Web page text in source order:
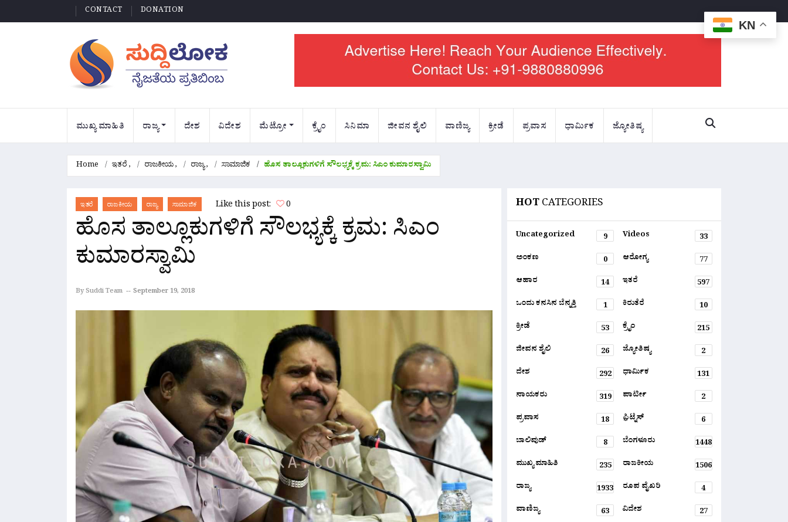
CONTACT DONATION
ಮುಖ್ಯ ಮಾಹಿತಿ ರಾಜ್ಯ ದೇಶ ವಿದೇಶ ಮೆಟ್ರೋ ಕ್ರೈಂ ಸಿನಿಮಾ ಜೀವನ ಶೈಲಿ ವಾಣಿಜ್ಯ ಕ್ರೀಡೆ ಪ್ರವಾಸ ಧಾರ್ಮಿಕ ಜ್ಯೋತಿಷ್ಯ
Home ಇತರೆ, ರಾಜಕೀಯ, ರಾಜ್ಯ, ಸಾಮಾಜಿಕ ಹೊಸ ತಾಲ್ಲೂಕುಗಳಿಗೆ ಸೌಲಭ್ಯಕ್ಕೆ ಕ್ರಮ: ಸಿಎಂ ಕುಮಾರಸ್ವಾಮಿ
ಇತರೆ ರಾಜಕೀಯ ರಾಜ್ಯ ಸಾಮಾಜಿಕ Like this post: 0
ಹೊಸ ತಾಲ್ಲೂಕುಗಳಿಗೆ ಸೌಲಭ್ಯಕ್ಕೆ ಕ್ರಮ: ಸಿಎಂ
ಕುಮಾರಸ್ವಾಮಿ
By Suddi Team September 19, 2018
HOTCATEGORIES
Uncategorized 9 Videos
33
ಅಂಕಣ
0 ಆರೋಗ್ಯ
77
ಆಹಾರ
14 ಇತರೆ
597
ಒಂದು ಕನಸಿನ ಬೆನ್ನತ್ತಿ
1 ಕಿರುತೆರೆ
10
ಕ್ರೀಡೆ
53 ಕ್ರೈಂ
215
ಜೀವನ ಶೈಲಿ
26 ಜ್ಯೋತಿಷ್ಯ
2
ದೇಶ
292 ಧಾರ್ಮಿಕ
131
ನಾಯಕರು
319 ಪಾರ್ಟೀ
2
ಪ್ರವಾಸ
18 ಫ಼ಿಟ್ನೆಸ್
6
ಬಾಲಿವುಡ್
8 ಬೆಂಗಳೂರು
1448
ಮುಖ್ಯ ಮಾಹಿತಿ
235 ರಾಜಕೀಯ
1506
ರಾಜ್ಯ
1933 ರೂಪ ವೈಖರಿ
4
ವಾಣಿಜ್ಯ
63 ವಿದೇಶ
27
KN